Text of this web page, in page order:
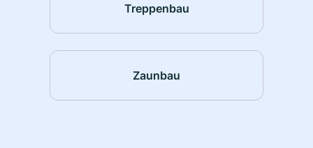
Treppenbau
Zaunbau